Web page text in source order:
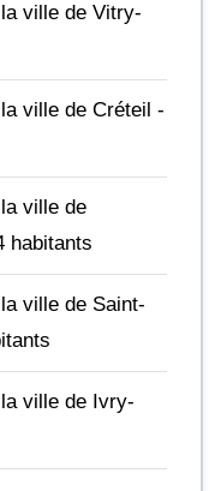
ville de Vitry-
ville de Créteil -
ville de
habitants
ville de Saint-
ville de Ivry-